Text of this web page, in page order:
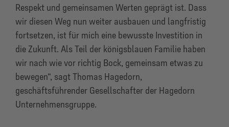
Respekt und gemeinsamen Werten geprägt ist. Dass
wir diesen Weg nun weiter ausbauen und langfristig
fortsetzen, ist für mich eine bewusste Investition in
die Zukunft. Als Teil der königsblauen Familie haben
wir nach wie vor richtig Bock, gemeinsam etwas zu
bewegen“, sagt Thomas Hagedorn,
geschäftsführender Gesellschafter der Hagedorn
Unternehmensgruppe.